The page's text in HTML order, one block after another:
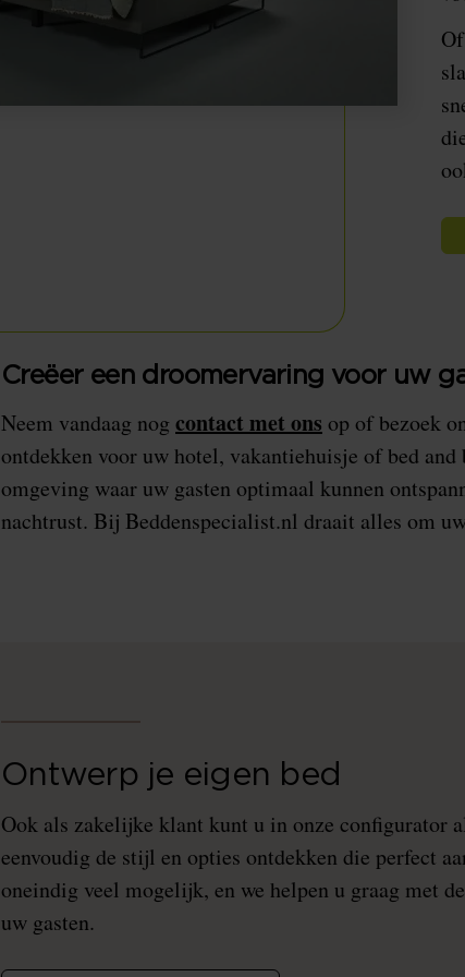
Creëer een droomervaring voor uw
Neem vandaag nog contact met ons op of bezoek
ontdekken voor uw hotel, vakantiehuisje of bed and
omgeving waar uw gasten optimaal kunnen
nachtrust. Bij Beddenspecialist.nl draait alles om
Ontwerp je eigen bed
Ook als zakelijke klant kunt u in onze configurator
eenvoudig de stijl en opties ontdekken die perfect
oneindig veel mogelijk, en we helpen u graag met
uw gasten.